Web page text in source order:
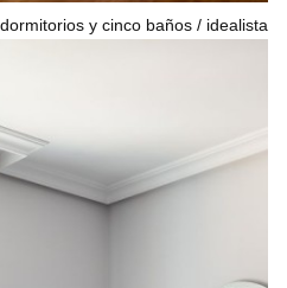
y cinco baños idealista